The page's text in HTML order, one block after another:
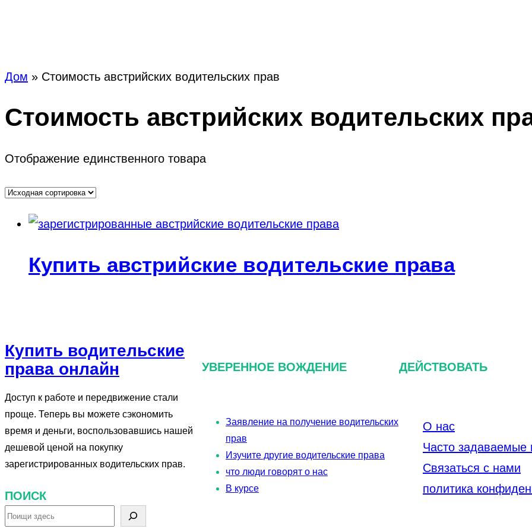
Дом » Стоимость австрийских водительских прав
Стоимость австрийских водительских
Отображение единственного товара
Купить австрийские водительские права
Купить водительские
права онлайн
Доступ к работе и передвижение стали
проще. Теперь вы можете сэкономить
время и деньги, воспользовавшись нашей
дешевой ценой на покупку
зарегистрированных водительских прав.
ПОИСК
П
УВЕРЕННОЕ ВОЖДЕНИЕ
Заявление на получение водительских
прав
Изучите другие водительские права
что люди говорят о нас
В курсе
ДЕЙСТВОВАТЬ
О нас
Часто задаваемые
Связаться с нами
политика